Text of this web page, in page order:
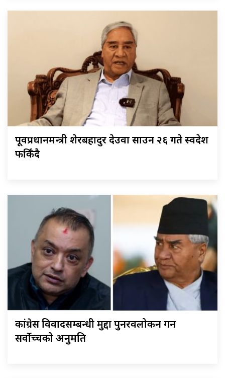
पूर्वप्रधानमन्त्री शेरबहादुर देउवा साउन २६ गते स्वदेश
फर्किँदै
कांग्रेस विवादसम्बन्धी मुद्दा पुनरवलोकन गर्न
सर्वोच्चको अनुमति